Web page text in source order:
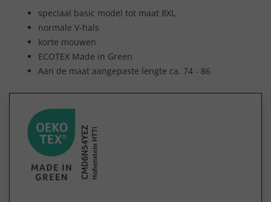
speciaal basic model tot maat 8XL
normale V-hals
korte mouwen
ECOTEX Made in Green
Aan de maat aangepaste lengte ca. 74 - 86